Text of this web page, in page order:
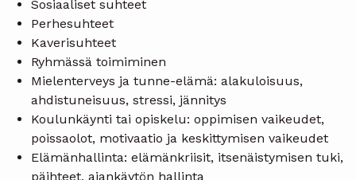
Sosiaaliset suhteet
Perhesuhteet
Kaverisuhteet
Ryhmässä toimiminen
Mielenterveys ja tunne-elämä: alakuloisuus,
ahdistuneisuus, stressi, jännitys
Koulunkäynti tai opiskelu: oppimisen vaikeudet,
poissaolot, motivaatio ja keskittymisen vaikeudet
Elämänhallinta: elämänkriisit, itsenäistymisen tuki,
päihteet, ajankäytön hallinta